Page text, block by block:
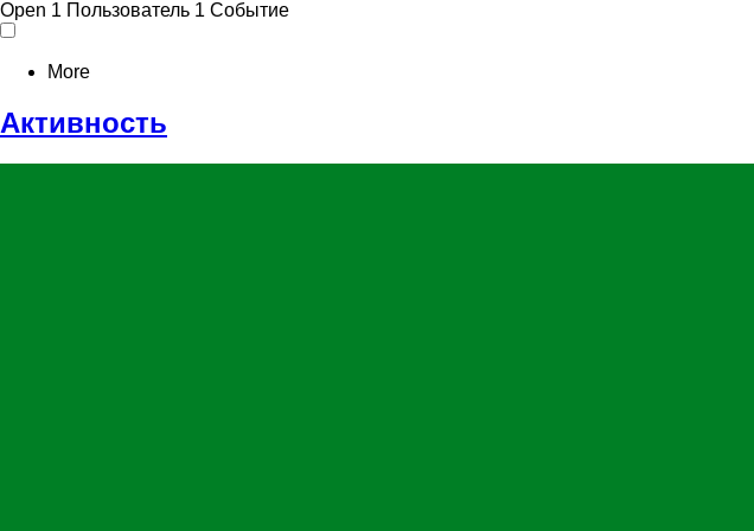
Open 1 Пользователь 1 Событие
More
Активность